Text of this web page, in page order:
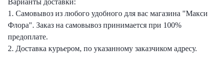
Варианты доставки:
1. Самовывоз из любого удобного для вас магазина "Макси
Флора". Заказ на самовывоз принимается при 100%
предоплате.
2. Доставка курьером, по указанному заказчиком адресу.